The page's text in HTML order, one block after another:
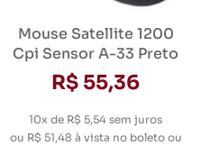
Mouse Satellite 1200
Cpi Sensor A-33 Preto
R$ 55,36
10x de R$ 5,54 sem juros
ou R$ 51,48 à vista no boleto ou